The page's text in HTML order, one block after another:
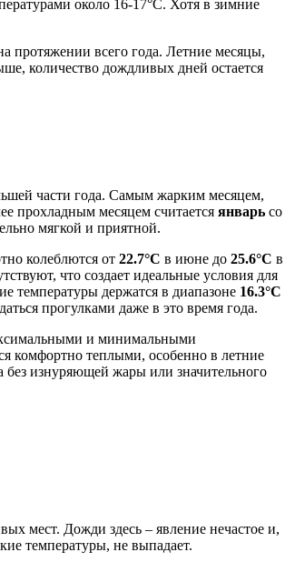
около 16-17°C. Хотя в зимние
протяжении всего года. Летние месяцы,
количество дождливых дней остается
части года. Самым жарким месяцем,
прохладным месяцем считается январь со
мягкой и приятной.
колеблются от 22.7°C в июне до 25.6°C в
что создает идеальные условия для
температуры держатся в диапазоне 16.3°C
прогулками даже в это время года.
и минимальными
комфортно теплыми, особенно в летние
без изнуряющей жары или значительного
мест. Дожди здесь – явление нечастое и,
температуры, не выпадает.